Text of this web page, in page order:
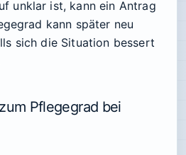
unklar ist, kann ein Antrag
kann später neu
sich die Situation bessert
Pflegegrad bei